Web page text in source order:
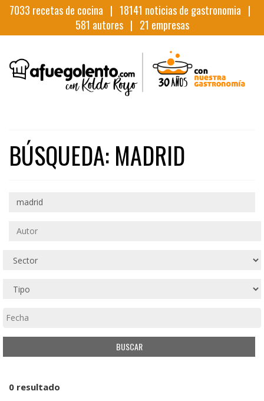
7033 recetas de cocina | 18141 noticias de gastronomia |
581 autores | 21 empresas
BÚSQUEDA: MADRID
0 resultado